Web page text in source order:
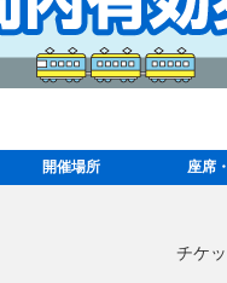
開催場所 座席
チケ